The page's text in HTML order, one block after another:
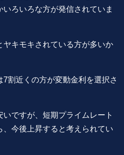
ろいろな方が発信されていま
ヤキモキされている方が多いか
割近くの方が変動金利を選択さ
ですが、短期プライムレート
、今後上昇すると考えられてい